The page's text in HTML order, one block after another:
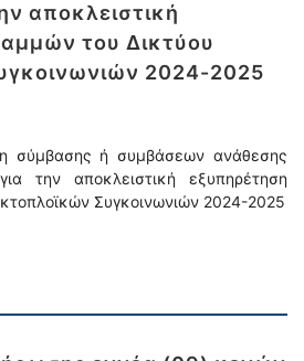
αποκλειστική
του Δικτύου
2024-2025
σύμβασης ή συμβάσεων ανάθεσης
την αποκλειστική εξυπηρέτηση
Συγκοινωνιών 2024-2025